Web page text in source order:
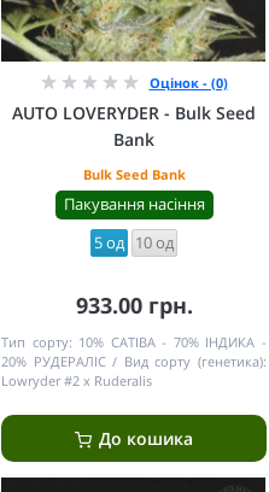
Оцінок - (0)
AUTO LOVERYDER - Bulk Seed
Bank
Bulk Seed Bank
Пакування насіння
5 од 10 од
933.00 грн.
Тип сорту: 10% САТІВА - 70% ІНДИКА -
20% РУДЕРАЛІС
Вид сорту (генетика):
Lowryder #2 x Ruderalis
До кошика